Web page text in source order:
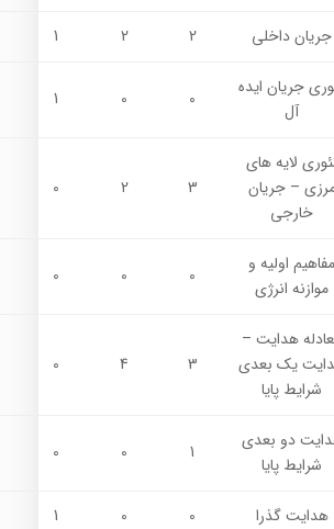
جريان داخلي 2
2
1
جريان ايده
آل
0
0
1
لايه هاي
– جريان
خارجي
3
2
0
مفاهيم اوليه و
موازنه انرژي
0
0
0
هدايت –
يك بعدي
شرايط پايا
3
4
0
دو بعدي
شرايط پايا
1
0
0
هدايت گذرا 0
0
1